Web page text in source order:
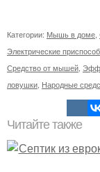
Категории: Мышь в доме
Электрические
Средство от мышей
ловушки Народные
Читайте также